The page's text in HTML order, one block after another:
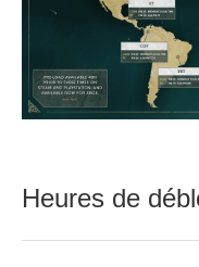
Heures de